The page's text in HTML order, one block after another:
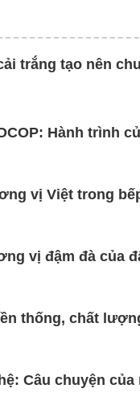
trắng tạo nên
Hành trình
vị Việt trong
vị đậm đà của
thống, chất
Câu chuyện